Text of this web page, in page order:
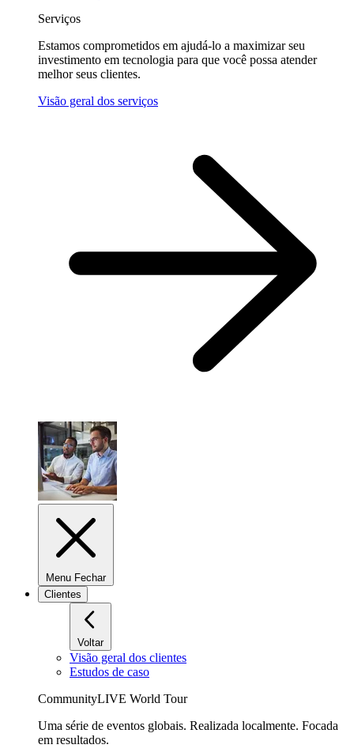
Serviços
Estamos comprometidos em ajudá-lo a maximizar seu
investimento em tecnologia para que você possa atender
melhor seus clientes.
Visão geral dos serviços
Menu Fechar
Clientes
Voltar
Visão geral dos clientes
Estudos de caso
CommunityLIVE World Tour
Uma série de eventos globais. Realizada localmente. Focada
em resultados.